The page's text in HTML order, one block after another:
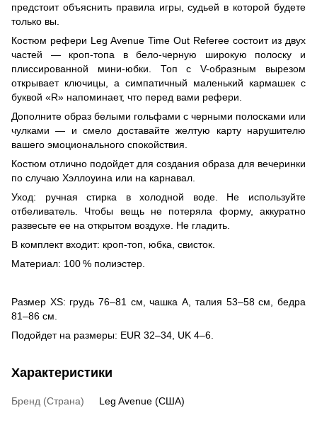
предстоит объяснить правила игры, судьей в которой будете
только вы.
Костюм рефери Leg Avenue Time Out Referee состоит из двух
частей — кроп-топа в бело-черную широкую полоску и
плиссированной мини-юбки. Топ с V-образным вырезом
открывает ключицы, а симпатичный маленький кармашек с
буквой «R» напоминает, что перед вами рефери.
Дополните образ белыми гольфами с черными полосками или
чулками — и смело доставайте желтую карту нарушителю
вашего эмоционального спокойствия.
Костюм отлично подойдет для создания образа для вечеринки
по случаю Хэллоуина или на карнавал.
Уход: ручная стирка в холодной воде. Не используйте
отбеливатель. Чтобы вещь не потеряла форму, аккуратно
развесьте ее на открытом воздухе. Не гладить.
В комплект входит: кроп-топ, юбка, свисток.
Материал: 100 % полиэстер.
Размер XS: грудь 76–81 см, чашка A, талия 53–58 см, бедра
81–86 см.
Подойдет на размеры: EUR 32–34, UK 4–6.
Характеристики
Бренд (Страна) Leg Avenue (США)